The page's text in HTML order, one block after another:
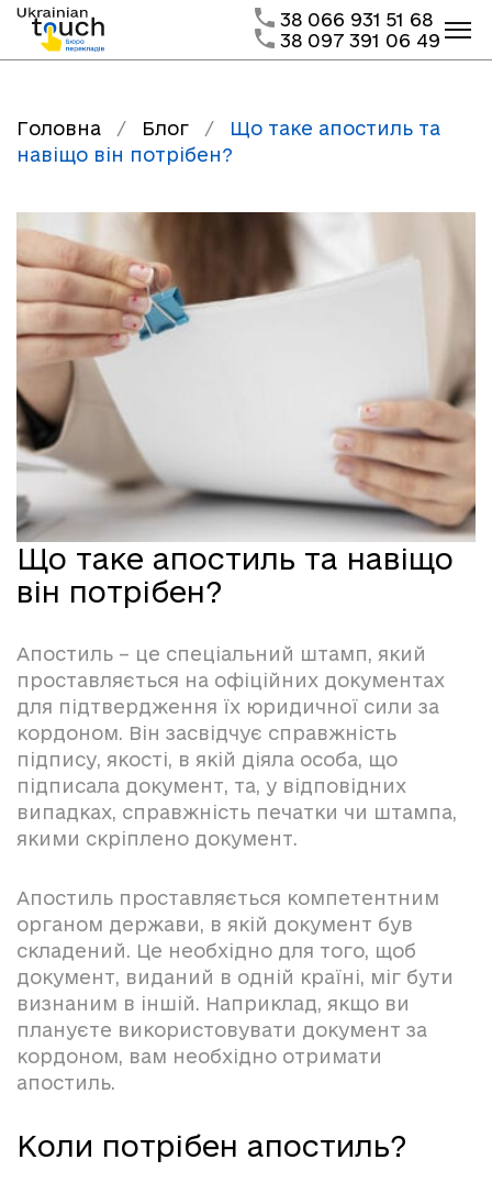
38 066 931 51 68
38 097 391 06 49
Головна / Блог /
Що таке апостиль та
навіщо він потрібен?
Що таке апостиль та навіщо
він потрібен?
Апостиль – це спеціальний штамп, який
проставляється на офіційних документах
для підтвердження їх юридичної сили за
кордоном. Він засвідчує справжність
підпису, якості, в якій діяла особа, що
підписала документ, та, у відповідних
випадках, справжність печатки чи штампа,
якими скріплено документ.
Апостиль проставляється компетентним
органом держави, в якій документ був
складений. Це необхідно для того, щоб
документ, виданий в одній країні, міг бути
визнаним в іншій. Наприклад, якщо ви
плануєте використовувати документ за
кордоном, вам необхідно отримати
апостиль.
Коли потрібен апостиль?